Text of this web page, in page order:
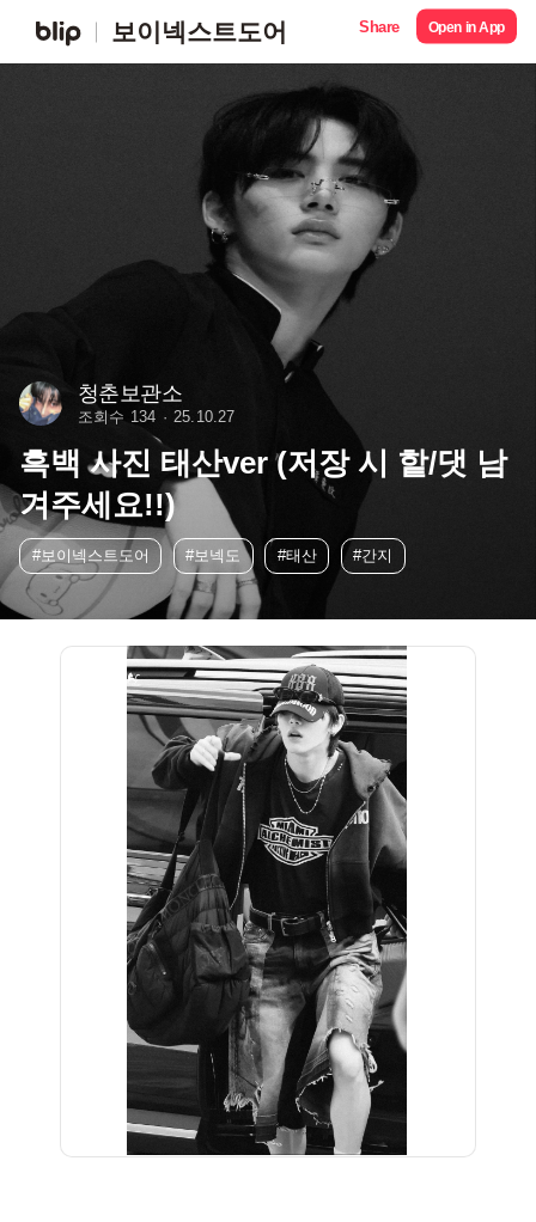
보이넥스트도어 Share Open in App
청춘보관소
조회수 134 25.10.27
흑백 사진 태산ver (저장 시 핱/댓 남
겨주세요!!)
#보이넥스트도어 #보넥도 #태산 #간지